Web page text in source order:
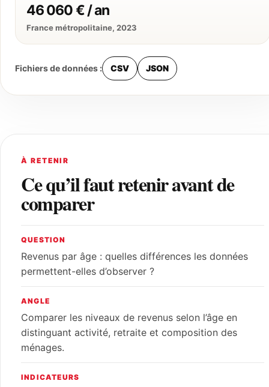
46 060 € / an
France métropolitaine, 2023
Fichiers de données : CSV JSON
À RETENIR
Ce qu’il faut retenir avant de
comparer
QUESTION
Revenus par âge : quelles différences les données
permettent-elles d’observer ?
ANGLE
Comparer les niveaux de revenus selon l’âge en
distinguant activité, retraite et composition des
ménages.
INDICATEURS